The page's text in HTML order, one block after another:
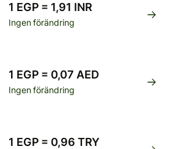
1 EGP = 1,91 INR
Ingen förändring
1 EGP = 0,07 AED
Ingen förändring
1 EGP = 0,96 TRY